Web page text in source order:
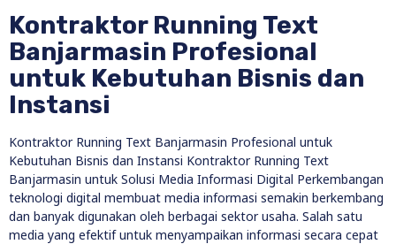
Kontraktor Running Text
Banjarmasin Profesional
untuk Kebutuhan Bisnis dan
Instansi
Kontraktor Running Text Banjarmasin Profesional untuk
Kebutuhan Bisnis dan Instansi Kontraktor Running Text
Banjarmasin untuk Solusi Media Informasi Digital Perkembangan
teknologi digital membuat media informasi semakin berkembang
dan banyak digunakan oleh berbagai sektor usaha. Salah satu
media yang efektif untuk menyampaikan informasi secara cepat